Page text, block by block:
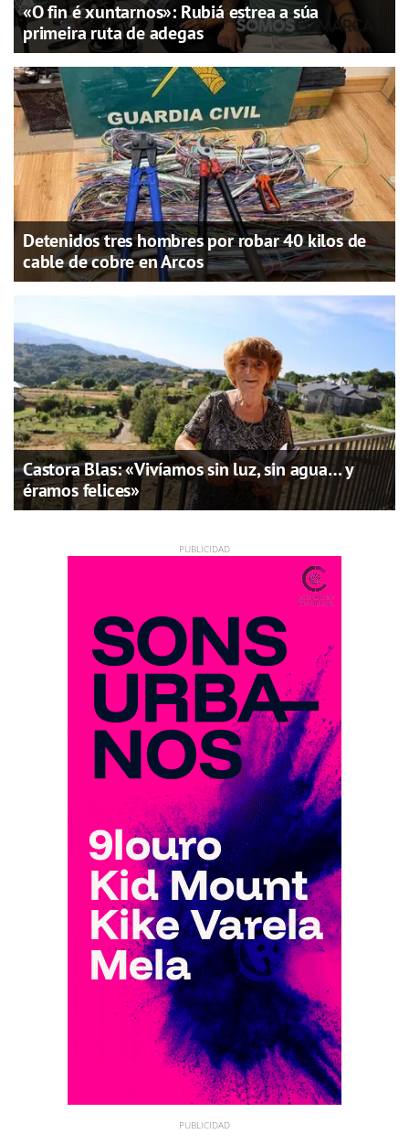
«O fin é xuntarnos»: Rubiá estrea a súa
primeira ruta de adegas
Detenidos tres hombres por robar 40 kilos de
cable de cobre en Arcos
Castora Blas: «Vivíamos sin luz, sin agua… y
éramos felices»